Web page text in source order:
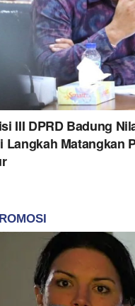
III DPRD Badung
Langkah Matangkan